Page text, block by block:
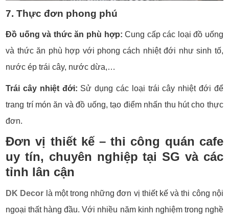
7. Thực đơn phong phú
Đồ uống và thức ăn phù hợp: Cung cấp các loại đồ uống
và thức ăn phù hợp với phong cách nhiệt đới như sinh tố,
nước ép trái cây, nước dừa,…
Trái cây nhiệt đới: Sử dụng các loại trái cây nhiệt đới để
trang trí món ăn và đồ uống, tạo điểm nhấn thu hút cho thực
đơn.
Đơn vị thiết kế – thi công quán cafe
uy tín, chuyên nghiệp tại SG và các
tỉnh lân cận
DK Decor là một trong những đơn vị thiết kế và thi công nội
ngoại thất hàng đầu. Với nhiều năm kinh nghiệm trong nghề